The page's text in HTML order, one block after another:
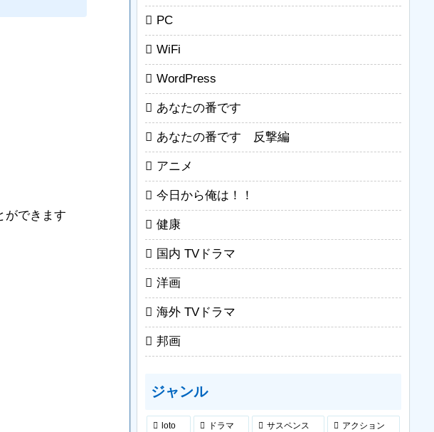
ができます
PC
WiFi
WordPress
あなたの番です
あなたの番です 反撃編
アニメ
今日から俺は！！
健康
国内 TVドラマ
洋画
海外 TVドラマ
邦画
ジャンル
loto ドラマ サスペンス アクション